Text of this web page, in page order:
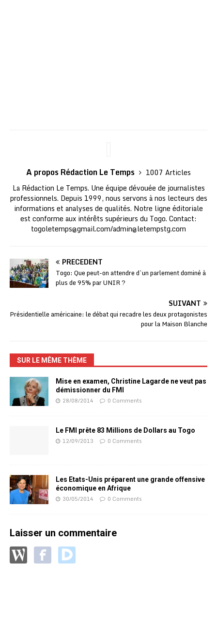
A propos Rédaction Le Temps
1007 Articles
La Rédaction Le Temps. Une équipe dévouée de journalistes
professionnels. Depuis 1999, nous servons à nos lecteurs des
informations et analyses de qualités. Notre ligne éditoriale
est conforme aux intérêts supérieurs du Togo. Contact:
togoletemps@gmail.com/admin@letempstg.com
PRÉCÉDENT
Togo: Que peut-on attendre d’un parlement dominé à
plus de 95% par UNIR ?
SUIVANT
Présidentielle américaine: le débat qui recadre les deux protagonistes
pour la Maison Blanche
SUR LE MÊME THÈME
Mise en examen, Christine Lagarde ne veut pas
démissionner du FMI
28/08/2014 0 Comments
Le FMI prête 83 Millions de Dollars au Togo
12/09/2013 0 Comments
Les Etats-Unis préparent une grande offensive
économique en Afrique
30/05/2014 0 Comments
Laisser un commentaire